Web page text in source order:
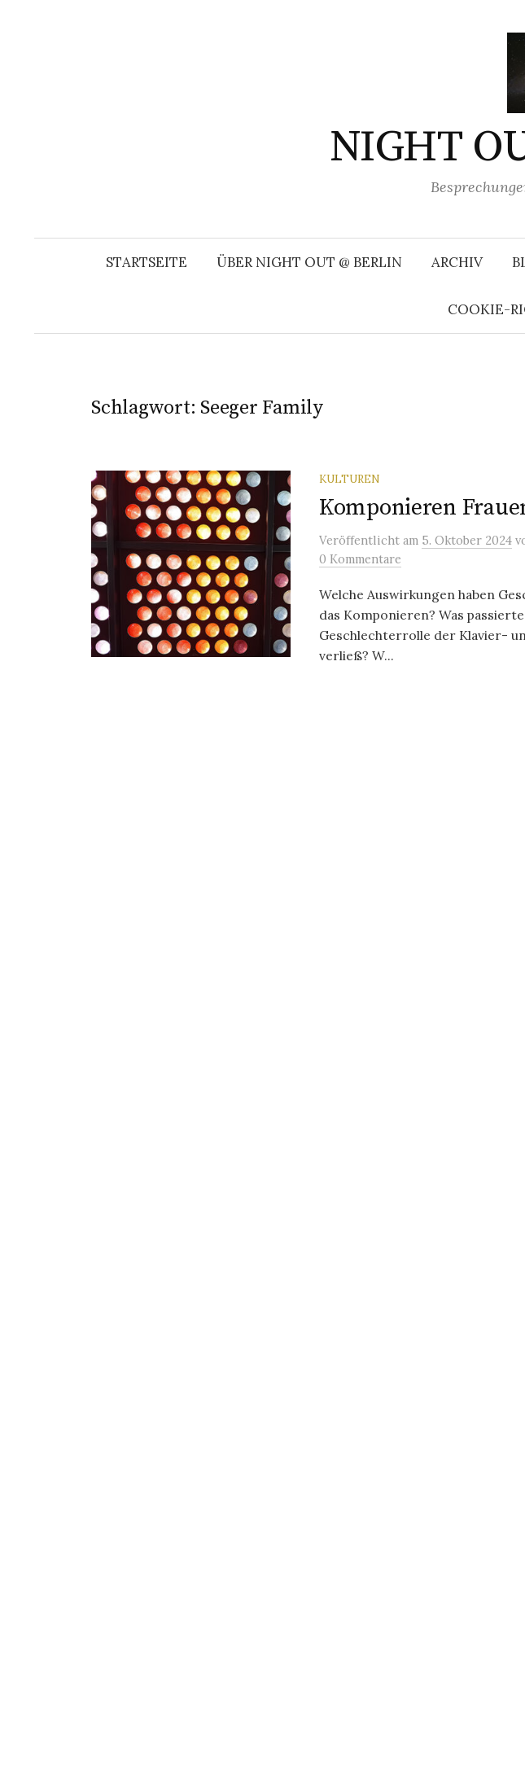
NIGHT
STARTSEITE ÜBER NIGHT OUT @ BERLIN ARCHIV
COOKIE-
Schlagwort: Seeger Family
KULTUREN
Komponieren
Veröffentlicht am 5. Oktober 2024
0 Kommentare
Welche Auswirkungen haben
das Komponieren? Was
Geschlechterrolle der Klavier-
verließ? W...